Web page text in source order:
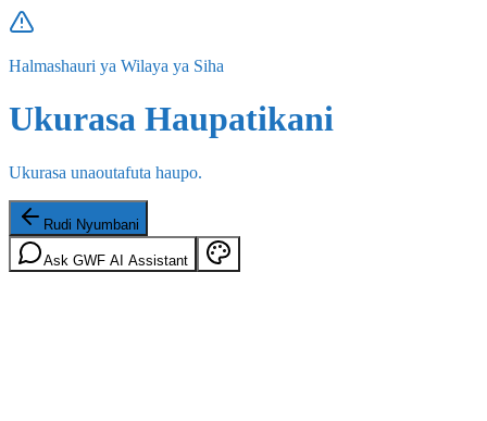
Halmashauri ya Wilaya ya Siha
Ukurasa Haupatikani
Ukurasa unaoutafuta haupo.
Rudi Nyumbani
Ask GWF AI Assistant